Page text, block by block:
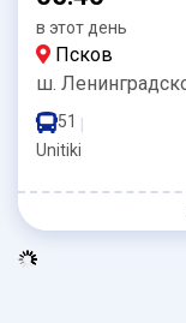
в этот день
Псков
51 |
Unitiki